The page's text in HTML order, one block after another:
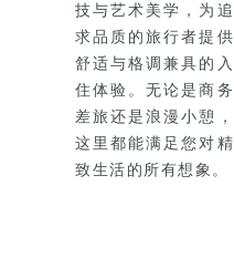
技与艺术美学，为追
求品质的旅行者提供
舒适与格调兼具的入
住体验。无论是商务
差旅还是浪漫小憩，
这里都能满足您对精
致生活的所有想象。